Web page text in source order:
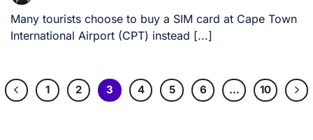
Many tourists choose to buy a SIM card at Cape Town
International Airport (CPT) instead [...]
1 2 3 4 5 6 … 10